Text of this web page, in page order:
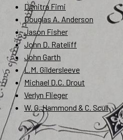
Dimitra Fimi
Douglas A. Anderson
Jason Fisher
John D. Rateliff
John Garth
L.M. Gildersleeve
Michael D.C. Drout
Verlyn Flieger
W. G. Hammond & C. Scull